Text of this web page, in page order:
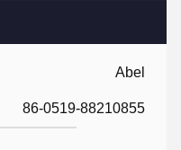
Abel
86-0519-88210855